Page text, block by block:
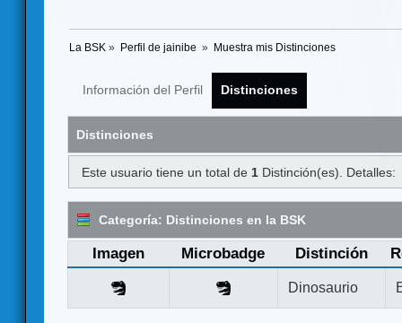
La BSK » Perfil de jainibe » Muestra mis Distinciones
Información del Perfil Distinciones
Distinciones
Este usuario tiene un total de 1 Distinción(es). Detalles:
Categoría: Distinciones en la BSK
Imagen Microbadge Distinción
Dinosaurio